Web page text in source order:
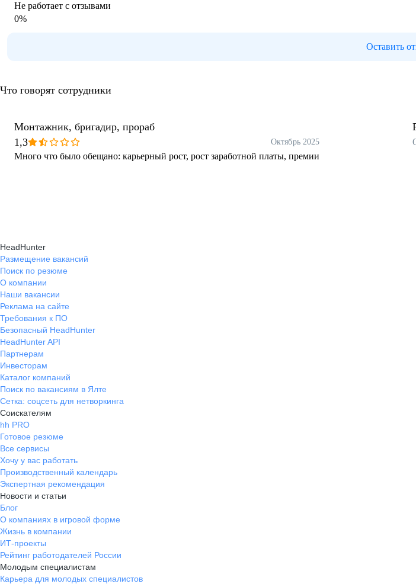
Не работает с отзывами
0%
Оставить
Что говорят сотрудники
Монтажник, бригадир, прораб
1,3
Октябрь 2025
Много что было обещано: карьерный рост, рост заработной платы, премии
HeadHunter
Размещение вакансий
Поиск по резюме
О компании
Наши вакансии
Реклама на сайте
Требования к ПО
Безопасный HeadHunter
HeadHunter API
Партнерам
Инвесторам
Каталог компаний
Поиск по вакансиям в Ялте
Сетка: соцсеть для нетворкинга
Соискателям
hh PRO
Готовое резюме
Все сервисы
Хочу у вас работать
Производственный календарь
Экспертная рекомендация
Новости и статьи
Блог
О компаниях в игровой форме
Жизнь в компании
ИТ-проекты
Рейтинг работодателей России
Молодым специалистам
Карьера для молодых специалистов